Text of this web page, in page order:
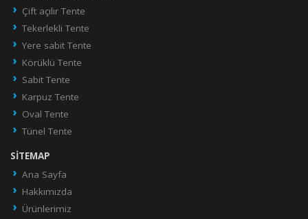
Çift açılır Tente
Tekerlekli Tente
Yere sabit Tente
Körüklü Tente
Sabit Tente
Karpuz Tente
Oval Tente
Tünel Tente
SITEMAP
Ana Sayfa
Hakkımızda
Ürünlerimiz